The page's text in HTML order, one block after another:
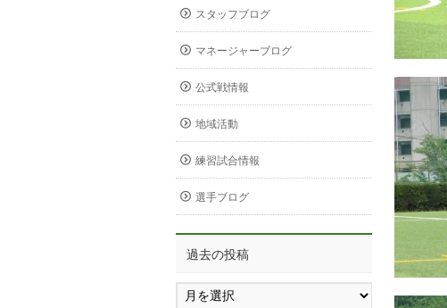
スタッフブログ
マネージャーブログ
公式戦情報
地域活動
練習試合情報
選手ブログ
過去の投稿
過
去